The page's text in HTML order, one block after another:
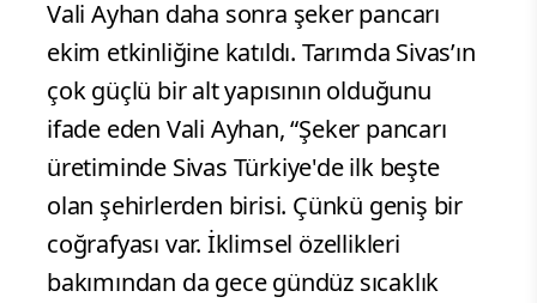
Vali Ayhan daha sonra şeker pancarı
ekim etkinliğine katıldı. Tarımda Sivas’ın
çok güçlü bir alt yapısının olduğunu
ifade eden Vali Ayhan, “Şeker pancarı
üretiminde Sivas Türkiye'de ilk beşte
olan şehirlerden birisi. Çünkü geniş bir
coğrafyası var. İklimsel özellikleri
bakımından da gece gündüz sıcaklık